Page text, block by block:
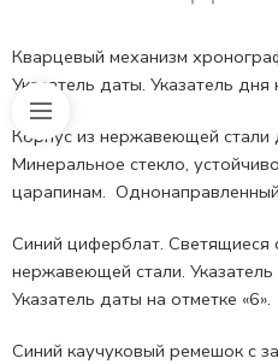
Кварцевый механизм
Указатель даты. Указатель дня
Корпус из нержавеющей стали
Минеральное стекло,
царапинам.
Синий циферблат. Светящиеся
нержавеющей стали.
Указатель даты на отметке «6».
Синий каучуковый ремешок с